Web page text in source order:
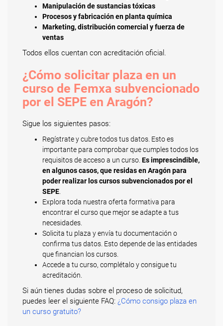
Manipulación de sustancias tóxicas
Procesos y fabricación en planta química
Marketing, distribución comercial y fuerza de
ventas
Todos ellos cuentan con acreditación oficial.
¿Cómo solicitar plaza en un
curso de Femxa subvencionado
por el SEPE en Aragón?
Sigue los siguientes pasos:
Regístrate y cubre todos tus datos. Esto es
importante para comprobar que cumples todos los
requisitos de acceso a un curso. Es imprescindible,
en algunos casos, que residas en Aragón para
poder realizar los cursos subvencionados por el
SEPE
Explora toda nuestra oferta formativa para
encontrar el curso que mejor se adapte a tus
necesidades.
Solicita tu plaza y envía tu documentación o
confirma tus datos. Esto depende de las entidades
que financian los cursos.
Accede a tu curso, complétalo y consigue tu
acreditación.
Si aún tienes dudas sobre el proceso de solicitud,
puedes leer el siguiente FAQ: ¿Cómo consigo plaza en
un curso gratuito?